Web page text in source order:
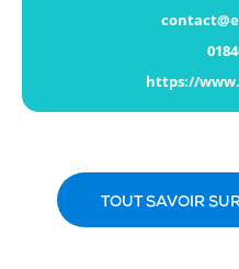
https://
TOUT SAVOIR